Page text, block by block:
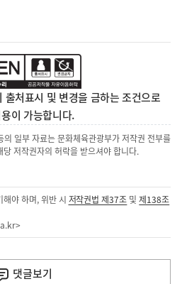
처표시 및 변경을 금하는 조건으로
이 가능합니다.
일부 자료는 문화체육관광부가 저작권 전부를
저작권자의 허락을 받으셔야 합니다.
야 하며, 위반 시 저작권법 제37조 및제138조
>
댓글보기